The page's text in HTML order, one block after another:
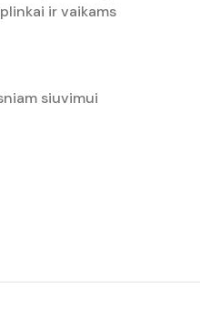
ir vaikams
siuvimui